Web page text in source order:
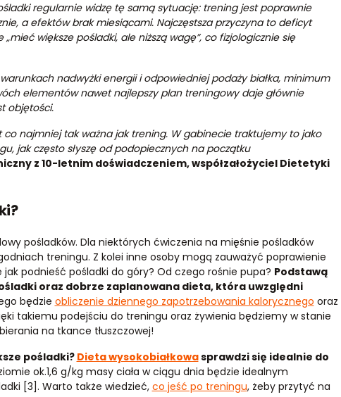
regularnie widzę tę samą sytuację: trening jest poprawnie
a efektów brak miesiącami. Najczęstsza przyczyna to deficyt
większe pośladki, ale niższą wagę”, co fizjologicznie się
nadwyżki energii i odpowiedniej podaży białka, minimum
elementów nawet najlepszy plan treningowy daje głównie
objętości.
co najmniej tak ważna jak trening. W gabinecie traktujemy to jako
jak często słyszę od podopiecznych na początku
z 10-letnim doświadczeniem, współzałożyciel Dietetyki
pośladków. Dla niektórych ćwiczenia na mięśnie pośladków
treningu. Z kolei inne osoby mogą zauważyć poprawienie
podnieść pośladki do góry? Od czego rośnie pupa? Podstawą
oraz dobrze zaplanowana dieta, która uwzględni
będzie obliczenie dziennego zapotrzebowania kalorycznego oraz
takiemu podejściu do treningu oraz żywienia będziemy w stanie
na tkance tłuszczowej!
pośladki? Dieta wysokobiałkowasprawdzi się idealnie do
ok.1,6 g/kg masy ciała w ciągu dnia będzie idealnym
[3]. Warto także wiedzieć, co jeść po treningu, żeby przytyć na